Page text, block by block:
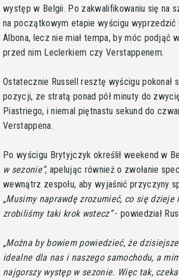
występ w Belgii. Po zakwalifikowaniu się na
na początkowym etapie wyścigu wyprzedzić
Albona, lecz nie miał tempa, by móc podjąć
przed nim Leclerkiem czy Verstappenem.
Ostatecznie Russell resztę wyścigu pokonał
pozycji, ze stratą ponad pół minuty do
Piastriego, i niemal piętnastu sekund do
Verstappena.
Po wyścigu Brytyjczyk określił weekend w
w sezonie , apelując również o zwołanie
wewnątrz zespołu, aby wyjaśnić przyczyny
Musimy naprawdę zrozumieć, co się dzieje
zrobiliśmy taki krok wstecz - powiedział
Można by bowiem powiedzieć, że
idealne dla nas i naszego samochodu, a
najgorszy występ w sezonie. Więc tak,